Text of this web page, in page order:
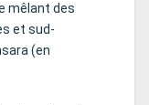
mêlant des
et sud-
(en